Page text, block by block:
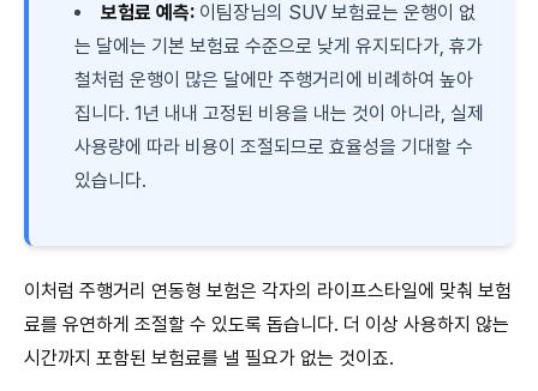
보험료 예측: 이팀장님의 SUV 보험료는 운행이 없
는 달에는 기본 보험료 수준으로 낮게 유지되다가, 휴가
철처럼 운행이 많은 달에만 주행거리에 비례하여 높아
집니다. 1년 내내 고정된 비용을 내는 것이 아니라, 실제
사용량에 따라 비용이 조절되므로 효율성을 기대할 수
있습니다.
이처럼 주행거리 연동형 보험은 각자의 라이프스타일에 맞춰 보험
료를 유연하게 조절할 수 있도록 돕습니다. 더 이상 사용하지 않는
시간까지 포함된 보험료를 낼 필요가 없는 것이죠.